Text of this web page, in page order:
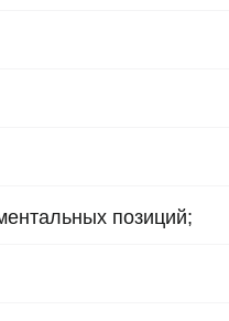
позиций;